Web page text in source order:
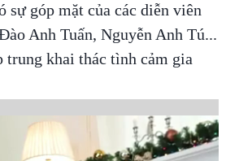
góp mặt của các diễn viên
Anh Tuấn, Nguyễn Anh Tú...
khai thác tình cảm gia